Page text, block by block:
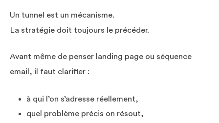
Un tunnel est un mécanisme.
La stratégie doit toujours le précéder.
Avant même de penser landing page ou séquence
email, il faut clarifier :
à qui l’on s’adresse réellement,
quel problème précis on résout,